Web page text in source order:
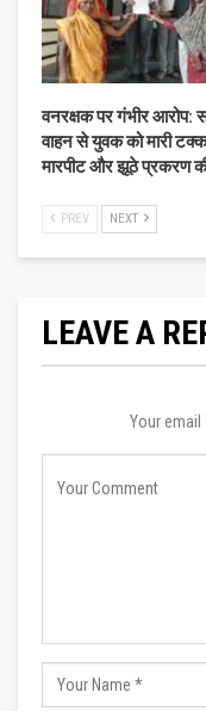
वनरक्षक पर गंभीर आरोप:
वाहन से युवक को मारी
मारपीट और झूठे प्रकरण
PREV NEXT
LEAVE A
Your email